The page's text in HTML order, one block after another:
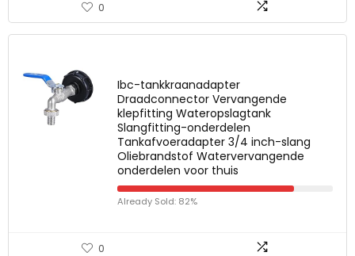
0
Ibc-tankkraanadapter
Draadconnector Vervangende
klepfitting Wateropslagtank
Slangfitting-onderdelen
Tankafvoeradapter 3/4 inch-slang
Oliebrandstof Watervervangende
onderdelen voor thuis
Already Sold: 82%
0